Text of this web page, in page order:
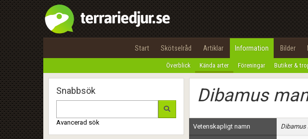
Start Skötselråd Artiklar Information Bilder
Överblick Kända arter Föreningar Butiker &
Snabbsök
Avancerad sök
Dibamus
Vetenskapligt namn Dibamus
integritetspolicy
Namn:
Epost:
Användarnamn:
Lösenord:
Terms of Service
Begär nytt lösenord